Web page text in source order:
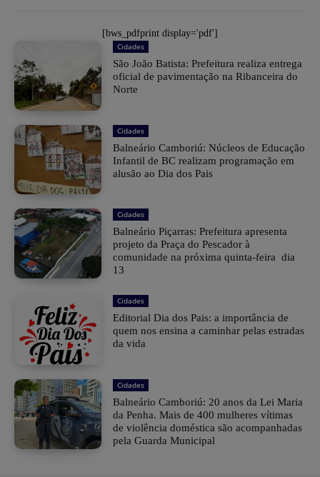
[bws_pdfprint display='pdf']
Cidades
São João Batista: Prefeitura realiza entrega
oficial de pavimentação na Ribanceira do
Norte
Cidades
Balneário Camboriú: Núcleos de Educação
Infantil de BC realizam programação em
alusão ao Dia dos Pais
Cidades
Balneário Piçarras: Prefeitura apresenta
projeto da Praça do Pescador à
comunidade na próxima quinta-feira dia
13
Cidades
Editorial Dia dos Pais: a importância de
quem nos ensina a caminhar pelas estradas
da vida
Cidades
Balneário Camboriú: 20 anos da Lei Maria
da Penha. Mais de 400 mulheres vítimas
de violência doméstica são acompanhadas
pela Guarda Municipal